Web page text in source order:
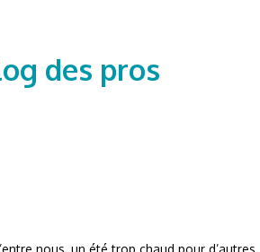
des pros
nous, un été trop chaud pour